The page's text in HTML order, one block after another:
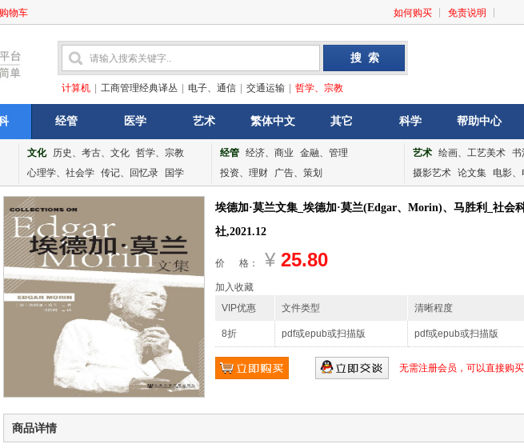
购物车 如何购买 免责说明
计算机 工商管理经典译丛 电子、通信 交通运输 哲学、宗教
经管 医学 艺术 繁体中文 其它 科学 帮助中心
文化 历史、考古、文化 哲学、宗教
心理学、社会学 传记、回忆录 国学
经管 经济、商业
金融、管理
投资、理财
广告、策划
艺术 绘画、工艺美术 书
摄影艺术 论文集
电影、
埃德加·莫兰文集_埃德加·莫兰(Edgar、Morin)、马胜利_社会
社,2021.12
价 格： ¥ 25.80
加入收藏
VIP优惠
文件类型 清晰程度
8折 pdf或epub或扫描版 pdf或epub或扫描版
无需注册会员，可以直接购买
商品详情